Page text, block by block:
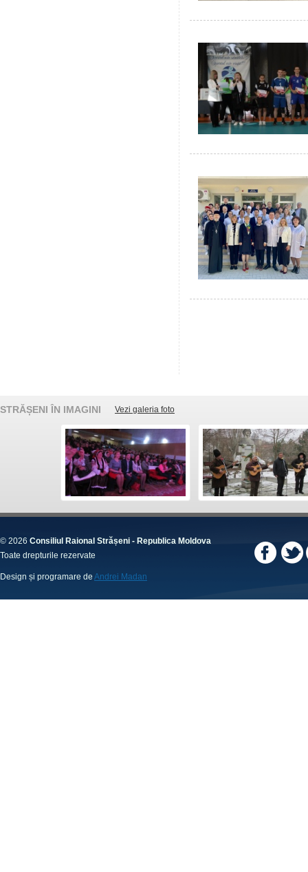
STRĂȘENI ÎN IMAGINI Vezi galeria foto
© 2026 Consiliul Raional Strășeni - Republica Moldova
Toate drepturile rezervate
Design și programare de Andrei Madan